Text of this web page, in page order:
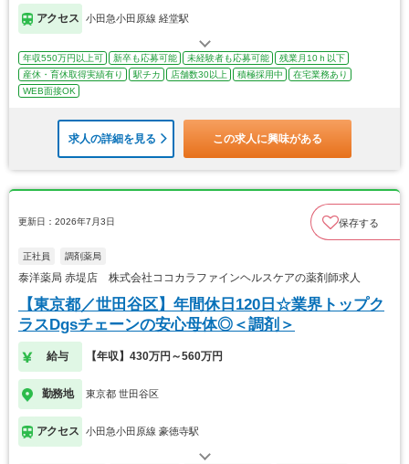
アクセス 小田急小田原線 経堂駅
年収550万円以上可 新卒も応募可能 未経験者も応募可能
残業月10ｈ以下
産休・育休取得実績有り
駅チカ 店舗数30以上 積極採用中
在宅業務あり
WEB面接OK
求人の詳細を見る この求人に興味がある
更新日：2026年7月3日 保存する
正社員 調剤薬局
泰洋薬局 赤堤店 株式会社ココカラファインヘルスケアの薬剤師求人
【東京都／世田谷区】年間休日120日☆業界トップク
ラスDgsチェーンの安心母体◎＜調剤＞
給与 【年収】430万円～560万円
勤務地 東京都 世田谷区
アクセス 小田急小田原線 豪徳寺駅